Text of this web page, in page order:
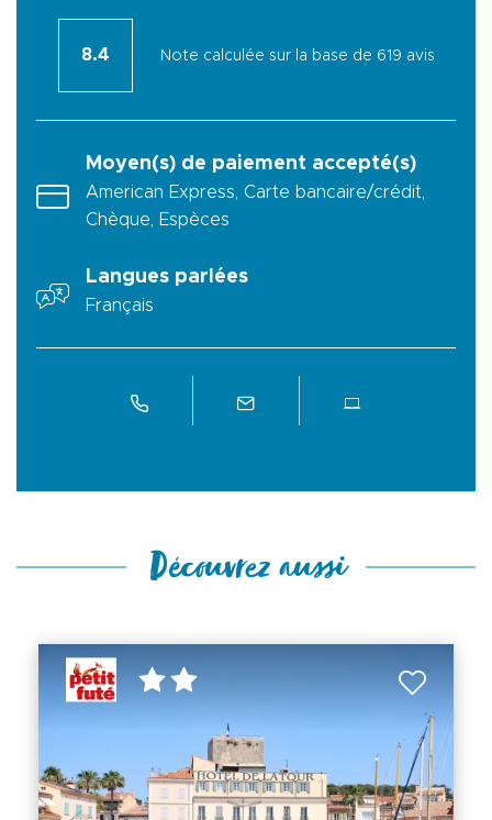
8.4 Note calculée sur la base de 619 avis
Moyen(s) de paiement accepté(s)
American Express, Carte bancaire/crédit,
Chèque, Espèces
Langues parlées
Français
Découvrez aussi